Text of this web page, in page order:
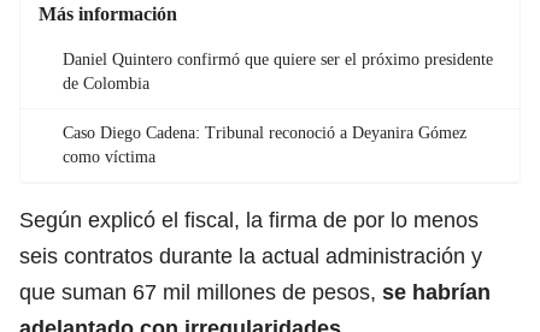
Más información
Daniel Quintero confirmó que quiere ser el próximo presidente
de Colombia
Caso Diego Cadena: Tribunal reconoció a Deyanira Gómez
como víctima
Según explicó el fiscal, la firma de por lo menos
seis contratos durante la actual administración y
que suman 67 mil millones de pesos, se habrían